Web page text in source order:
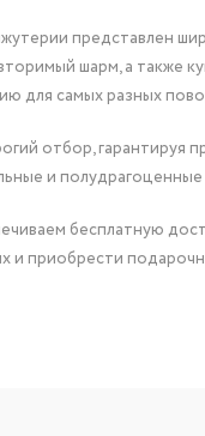
представлен
шарм, а также
для самых разных
отбор, гарантируя
и
бесплатную
и приобрести